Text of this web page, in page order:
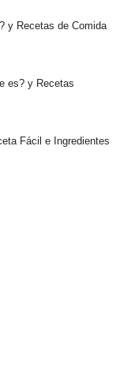
y Recetas de Comida
es? y Recetas
Fácil e Ingredientes